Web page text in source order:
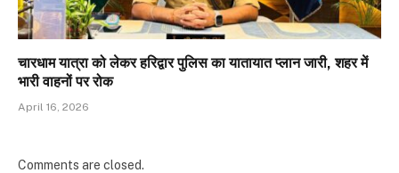
चारधाम यात्रा को लेकर हरिद्वार पुलिस का यातायात प्लान जारी, शहर में
भारी वाहनों पर रोक
April 16, 2026
Comments are closed.